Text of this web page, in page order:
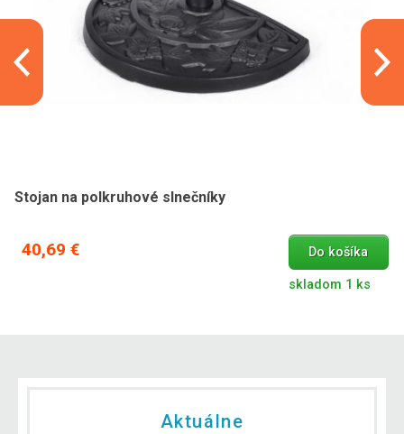
Stojan na polkruhové slnečníky
40,69 € Do košíka
skladom 1 ks
Aktuálne